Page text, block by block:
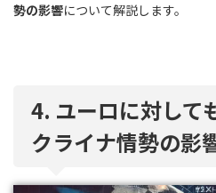
勢の影響について解説します。
4. ユーロに対して
クライナ情勢の影